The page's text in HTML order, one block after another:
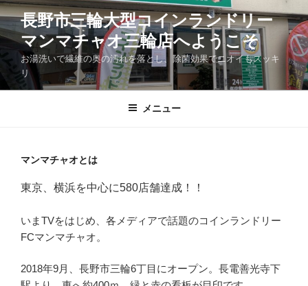
コ
ン
テ
ン
ツ
へ
長野市三輪大型コインランドリー
マンマチャオ三輪店へようこそ
お湯洗いで繊維の奥の汚れを落とし、除菌効果でニオイもスッキ
リ
メニュー
マンマチャオとは
東京、横浜を中心に580店舗達成！！
いまTVをはじめ、各メディアで話題のコインランドリー
FCマンマチャオ。
2018年9月、長野市三輪6丁目にオープン。長電善光寺下